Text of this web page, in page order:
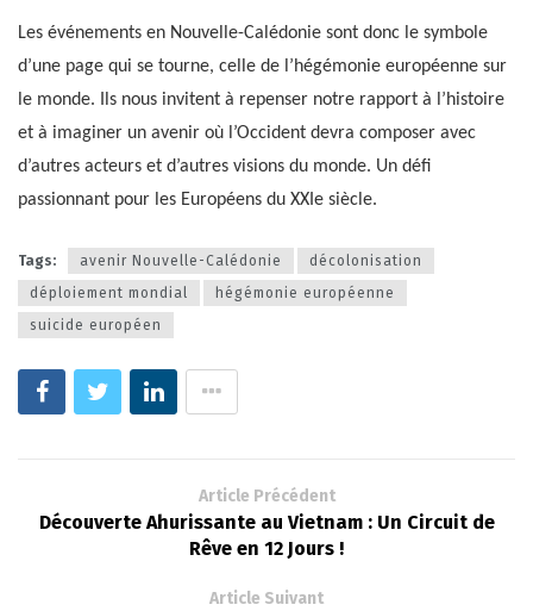
Les événements en Nouvelle-Calédonie sont donc le symbole
d’une page qui se tourne, celle de l’hégémonie européenne sur
le monde. Ils nous invitent à repenser notre rapport à l’histoire
et à imaginer un avenir où l’Occident devra composer avec
d’autres acteurs et d’autres visions du monde. Un défi
passionnant pour les Européens du XXIe siècle.
Tags: avenir Nouvelle-Calédonie
décolonisation
déploiement mondial
hégémonie européenne
suicide européen
Article Précédent
Découverte Ahurissante au Vietnam : Un Circuit de
Rêve en 12 Jours !
Article Suivant